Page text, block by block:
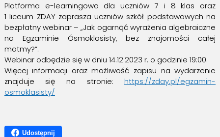
Platforma e-learningowa dla uczniów 7 i 8 klas oraz
1 liceum ZDAY zaprasza uczniów szkół podstawowych na
bezpłatny webinar – „Jak ogarnąć wyrażenia algebraiczne
na Egzaminie Ósmoklasisty, bez znajomości całej
matmy?”.
Webinar odbędzie się w dniu 14.12.2023 r. o godzinie 19:00.
Więcej informacji oraz możliwość zapisu na wydarzenie
znajduje się na stronie:https://zday.pl/egzamin-
osmoklasisty/
Udostępnij